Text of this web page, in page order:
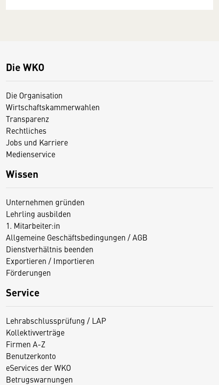
Die WKO
Die Organisation
Wirtschaftskammerwahlen
Transparenz
Rechtliches
Jobs und Karriere
Medienservice
Wissen
Unternehmen gründen
Lehrling ausbilden
1. Mitarbeiter:in
Allgemeine Geschäftsbedingungen / AGB
Dienstverhältnis beenden
Exportieren / Importieren
Förderungen
Service
Lehrabschlussprüfung / LAP
Kollektivverträge
Firmen A-Z
Benutzerkonto
eServices der WKO
Betrugswarnungen